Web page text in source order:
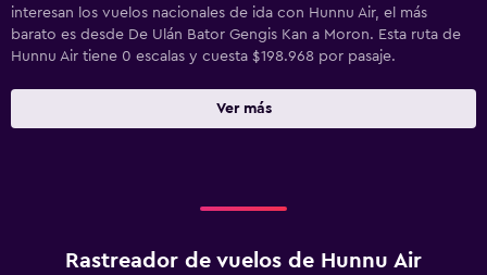
interesan los vuelos nacionales de ida con Hunnu Air, el más
barato es desde De Ulán Bator Gengis Kan a Moron. Esta ruta de
Hunnu Air tiene 0 escalas y cuesta $198.968 por pasaje.
Ver más
Rastreador de vuelos de Hunnu Air